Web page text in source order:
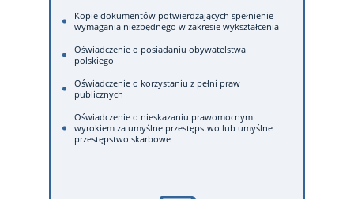
Kopie dokumentów potwierdzających spełnienie
wymagania niezbędnego w zakresie wykształcenia
Oświadczenie o posiadaniu obywatelstwa
polskiego
Oświadczenie o korzystaniu z pełni praw
publicznych
Oświadczenie o nieskazaniu prawomocnym
wyrokiem za umyślne przestępstwo lub umyślne
przestępstwo skarbowe